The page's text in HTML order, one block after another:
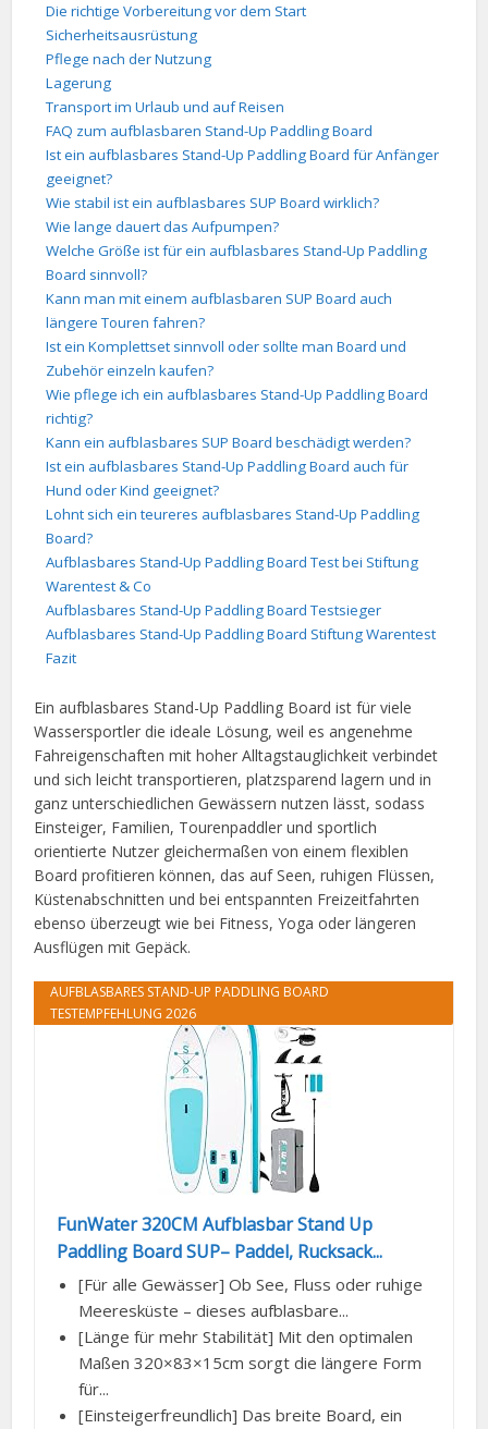
Die richtige Vorbereitung vor dem Start
Sicherheitsausrüstung
Pflege nach der Nutzung
Lagerung
Transport im Urlaub und auf Reisen
FAQ zum aufblasbaren Stand-Up Paddling Board
Ist ein aufblasbares Stand-Up Paddling Board für Anfänger
geeignet?
Wie stabil ist ein aufblasbares SUP Board wirklich?
Wie lange dauert das Aufpumpen?
Welche Größe ist für ein aufblasbares Stand-Up Paddling
Board sinnvoll?
Kann man mit einem aufblasbaren SUP Board auch
längere Touren fahren?
Ist ein Komplettset sinnvoll oder sollte man Board und
Zubehör einzeln kaufen?
Wie pflege ich ein aufblasbares Stand-Up Paddling Board
richtig?
Kann ein aufblasbares SUP Board beschädigt werden?
Ist ein aufblasbares Stand-Up Paddling Board auch für
Hund oder Kind geeignet?
Lohnt sich ein teureres aufblasbares Stand-Up Paddling
Board?
Aufblasbares Stand-Up Paddling Board Test bei Stiftung
Warentest & Co
Aufblasbares Stand-Up Paddling Board Testsieger
Aufblasbares Stand-Up Paddling Board Stiftung Warentest
Fazit
Ein aufblasbares Stand-Up Paddling Board ist für viele
Wassersportler die ideale Lösung, weil es angenehme
Fahreigenschaften mit hoher Alltagstauglichkeit verbindet
und sich leicht transportieren, platzsparend lagern und in
ganz unterschiedlichen Gewässern nutzen lässt, sodass
Einsteiger, Familien, Tourenpaddler und sportlich
orientierte Nutzer gleichermaßen von einem flexiblen
Board profitieren können, das auf Seen, ruhigen Flüssen,
Küstenabschnitten und bei entspannten Freizeitfahrten
ebenso überzeugt wie bei Fitness, Yoga oder längeren
Ausflügen mit Gepäck.
AUFBLASBARES STAND-UP PADDLING BOARD
TESTEMPFEHLUNG 2026
FunWater 320CM Aufblasbar Stand Up
Paddling Board SUP– Paddel, Rucksack...
[Für alle Gewässer] Ob See, Fluss oder ruhige
Meeresküste – dieses aufblasbare...
[Länge für mehr Stabilität] Mit den optimalen
Maßen 320×83×15cm sorgt die längere Form
für...
[Einsteigerfreundlich] Das breite Board, ein